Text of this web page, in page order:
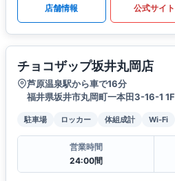
店舗情報 公式サイト
チョコザップ坂井丸岡店
芦原温泉駅から車で16分
福井県坂井市丸岡町一本田3-16-1 1F
駐車場 ロッカー 体組成計 Wi-Fi
営業時間
24:00間